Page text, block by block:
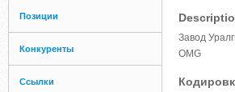
Позиции
Конкуренты
Ссылки
Завод
OMG